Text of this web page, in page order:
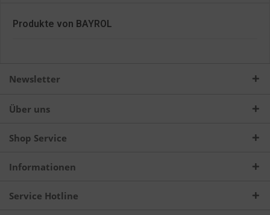
Produkte von BAYROL
Newsletter
Über uns
Shop Service
Informationen
Service Hotline